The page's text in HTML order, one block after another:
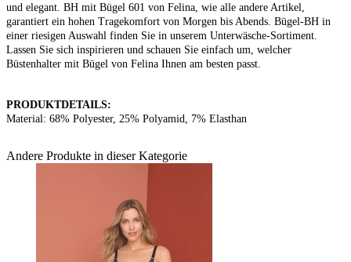
und elegant. BH mit Bügel 601 von Felina, wie alle andere Artikel,
garantiert ein hohen Tragekomfort von Morgen bis Abends. Bügel-BH in
einer riesigen Auswahl finden Sie in unserem Unterwäsche-Sortiment.
Lassen Sie sich inspirieren und schauen Sie einfach um, welcher
Büstenhalter mit Bügel von Felina Ihnen am besten passt.
PRODUKTDETAILS:
Material: 68% Polyester, 25% Polyamid, 7% Elasthan
Andere Produkte in dieser Kategorie